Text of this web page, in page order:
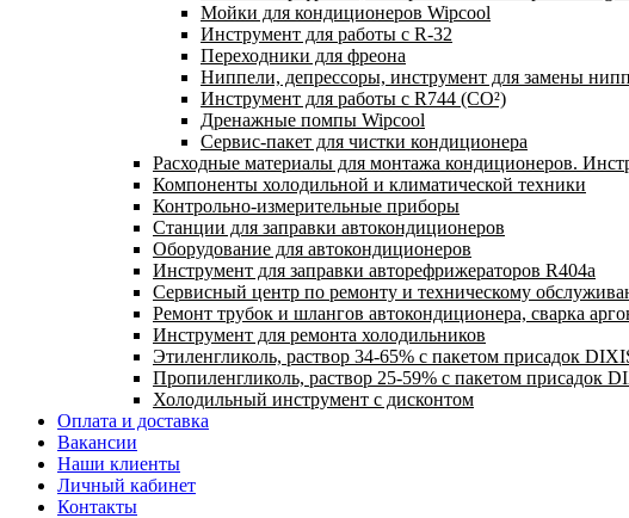
Мойки для кондиционеров Wipcool
Инструмент для работы с R-32
Переходники для фреона
Ниппели, депрессоры, инструмент для замены
Инструмент для работы с R744 (CO²)
Дренажные помпы Wipcool
Сервис-пакет для чистки кондиционера
Расходные материалы для монтажа кондиционеров.
Компоненты холодильной и климатической техники
Контрольно-измерительные приборы
Станции для заправки автокондиционеров
Оборудование для автокондиционеров
Инструмент для заправки авторефрижераторов R404a
Сервисный центр по ремонту и техническому
Ремонт трубок и шлангов автокондиционера, сварка
Инструмент для ремонта холодильников
Этиленгликоль, раствор 34-65% с пакетом присадок
Пропиленгликоль, раствор 25-59% с пакетом присадок
Холодильный инструмент с дисконтом
Оплата и доставка
Вакансии
Наши клиенты
Личный кабинет
Контакты